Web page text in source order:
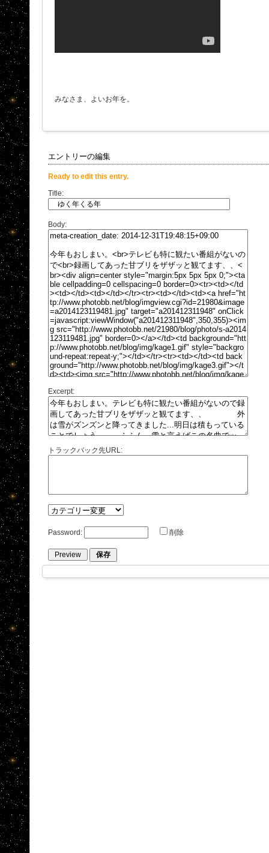
みなさま、よいお年を。
エントリーの編集
Ready to edit this entry.
Title:
Body:
Excerpt:
トラックバック先URL:
Password: 削除